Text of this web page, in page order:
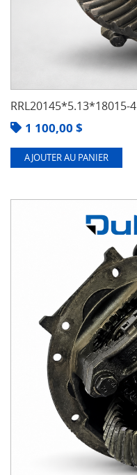
RRL20145*5.13*18015-4
1 100,00 $
AJOUTER AU PANIER